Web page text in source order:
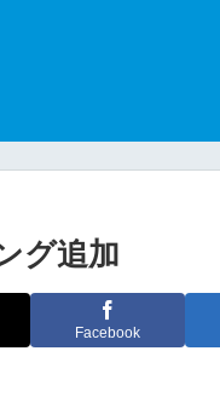
グ追加
Facebook